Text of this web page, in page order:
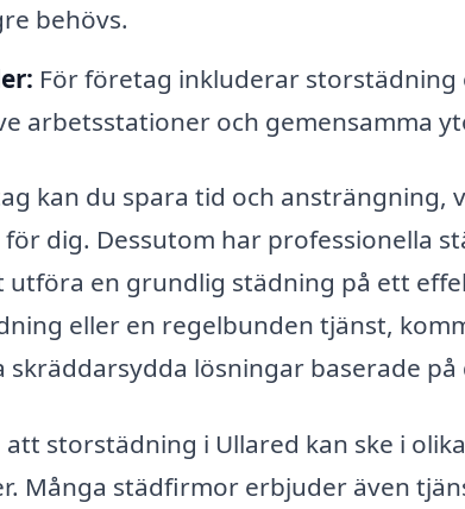
behövs.
För företag inkluderar storstädning
arbetsstationer och gemensamma
kan du spara tid och ansträngning,
dig. Dessutom har professionella
en grundlig städning på ett
eller en regelbunden tjänst,
lösningar baserade på
storstädning i Ullared kan ske i
Många städfirmor erbjuder även